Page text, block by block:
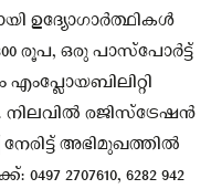
ഉദ്യോഗാർത്ഥികൾ
രൂപ, ഒരു പാസ്‌പോർട്ട്
നിലവിൽ രജിസ്ട്രേഷൻ
അഭിമുഖത്തിൽ
2707610, 6282 942